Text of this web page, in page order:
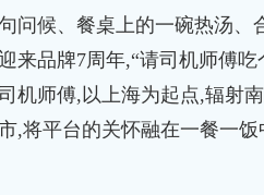
候、餐桌上的一碗热汤、
来品牌7周年,“请司机师傅
机师傅,以上海为起点,辐射
,将平台的关怀融在一餐一